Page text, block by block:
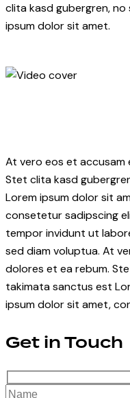
clita kasd gubergren,
ipsum dolor sit amet.
At vero eos et
Stet clita kasd
Lorem ipsum dolor sit
consetetur sadipscing
tempor invidunt ut
sed diam voluptua. At
dolores et ea rebum.
takimata sanctus est
ipsum dolor sit amet,
Get in Touch